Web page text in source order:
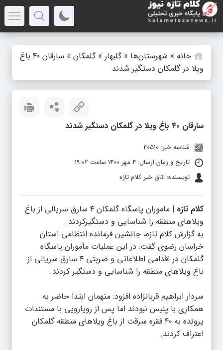
خانه » شهرستان‌ها »گلبهار »گلمکان »
سارقان ۴۰ باغ
ویلا در گلمکان دستگیر شدند
سارقان ۴۰ باغ ویلا در گلمکان دستگیر شدند
شناسه خبر: 20510
تاریخ و زمان ارسال: 4 مهر 1400 ساعت 19:02
نویسنده: اتاق خبر کلام تازه
کلام تازه |
ماموران پاسگاه گلمکان ۴ سارق سریالی از باغ
ویلاهای منطقه را شناسایی و دستگیرکردند.
به گزارش کلام تازه، جانشین فرمانده انتظامی استان
خراسان رضوی گفت: در این عملیات مأموران پاسگاه
گلمکان در اقدامی اطلاعاتی و ضربتی ۴ سارق سریالی از
باغ ویلاهای منطقه را شناسایی و دستگیر کردند.
سردار ابراهیم قربانزاده افزود: متهمان ابتدا حاضر به
همکاری با پلیس نبودند اما پس از رویارویی با مستندات
پرونده به ۴۰ فقره سرقت از باغ ویلاهای منطقه گلمکان
اعتراف کردند.